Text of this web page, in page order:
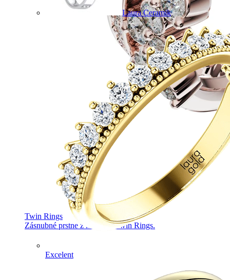
Twin Rings
Zásnubné prstne z kolekcie Twin Rings.
Laura Ceramik
Excelent